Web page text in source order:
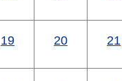
19 20 21